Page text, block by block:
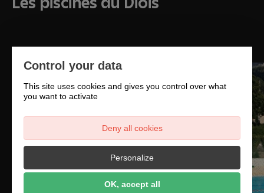
Les piscines du Diois
Control your data
This site uses cookies and gives you control over what
you want to activate
OK, accept all
Deny all cookies
Personalize